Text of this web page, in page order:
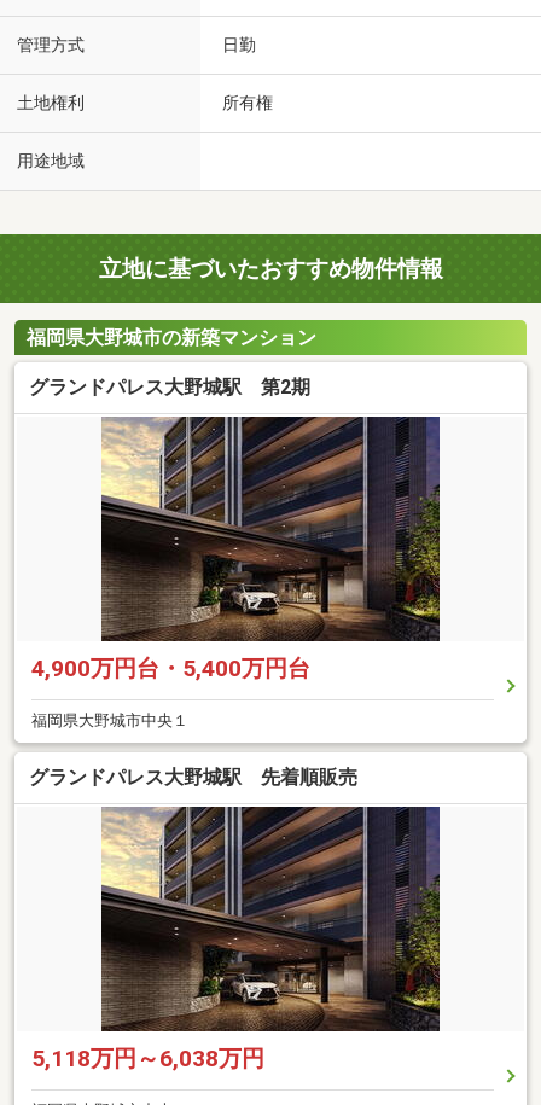
管理方式 日勤
土地権利 所有権
用途地域
立地に基づいたおすすめ物件情報
福岡県大野城市の新築マンション
グランドパレス大野城駅 第2期
4,900万円台・5,400万円台
福岡県大野城市中央１
グランドパレス大野城駅 先着順販売
5,118万円～6,038万円